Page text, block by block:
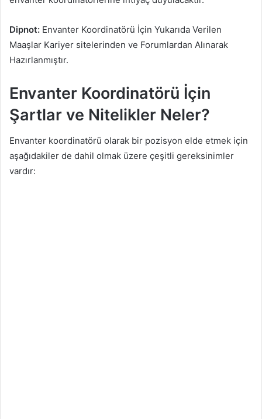
Dipnot: Envanter Koordinatörü İçin Yukarıda Verilen
Maaşlar Kariyer sitelerinden ve Forumlardan Alınarak
Hazırlanmıştır.
Envanter Koordinatörü İçin
Şartlar ve Nitelikler Neler?
Envanter koordinatörü olarak bir pozisyon elde etmek için
aşağıdakiler de dahil olmak üzere çeşitli gereksinimler
vardır: